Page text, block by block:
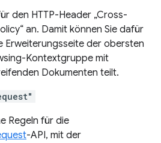
den HTTP-Header „Cross-
an. Damit können Sie dafür
Erweiterungsseite der obersten
Kontextgruppe mit
Dokumenten teilt.
Regeln für die
-API, mit der